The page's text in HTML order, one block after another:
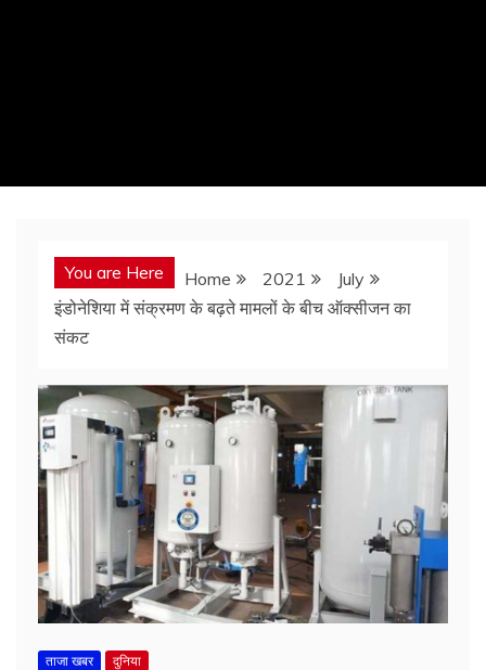
You are Here Home 2021
July
इंडोनेशिया में संक्रमण के बढ़ते मामलों के बीच ऑक्सीजन का
संकट
ताजा खबर दुनिया